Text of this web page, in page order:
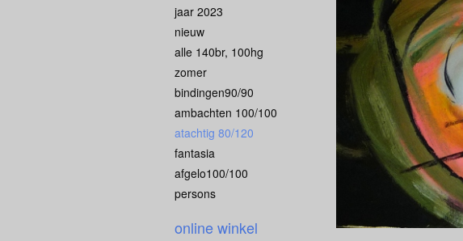
jaar 2023
nieuw
alle 140br, 100hg
zomer
bindingen90/90
ambachten 100/100
atachtig 80/120
fantasia
afgelo100/100
persons
online winkel